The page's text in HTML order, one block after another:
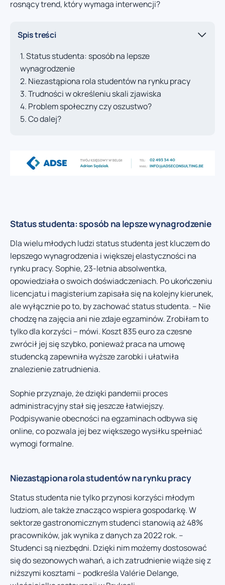
rosnący trend, który wymaga interwencji?
Spis treści
Status studenta: sposób na lepsze
wynagrodzenie
Niezastąpiona rola studentów na rynku pracy
Trudności w określeniu skali zjawiska
Problem społeczny czy oszustwo?
Co dalej?
Status studenta: sposób na lepsze wynagrodzenie
Dla wielu młodych ludzi status studenta jest kluczem do
lepszego wynagrodzenia i większej elastyczności na
rynku pracy. Sophie, 23-letnia absolwentka,
opowiedziała o swoich doświadczeniach. Po ukończeniu
licencjatu i magisterium zapisała się na kolejny kierunek,
ale wyłącznie po to, by zachować status studenta. – Nie
chodzę na zajęcia ani nie zdaje egzaminów. Zrobiłam to
tylko dla korzyści – mówi. Koszt 835 euro za czesne
zwrócił jej się szybko, ponieważ praca na umowę
studencką zapewniła wyższe zarobki i ułatwiła
znalezienie zatrudnienia.
Sophie przyznaje, że dzięki pandemii proces
administracyjny stał się jeszcze łatwiejszy.
Podpisywanie obecności na egzaminach odbywa się
online, co pozwala jej bez większego wysiłku spełniać
wymogi formalne.
Niezastąpiona rola studentów na rynku pracy
Status studenta nie tylko przynosi korzyści młodym
ludziom, ale także znacząco wspiera gospodarkę. W
sektorze gastronomicznym studenci stanowią aż 48%
pracowników, jak wynika z danych za 2022 rok. –
Studenci są niezbędni. Dzięki nim możemy dostosować
się do sezonowych wahań, a ich zatrudnienie wiąże się z
niższymi kosztami – podkreśla Valérie Delange,